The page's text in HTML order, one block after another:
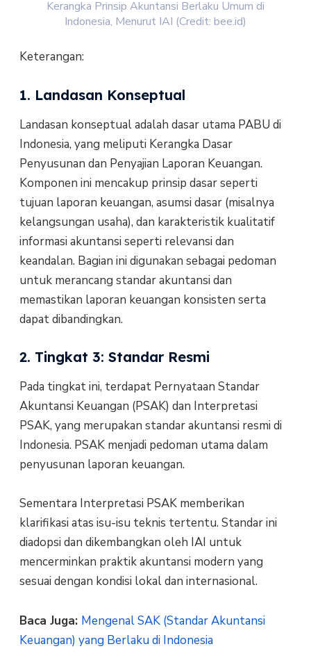
Kerangka Prinsip Akuntansi Berlaku Umum di
Indonesia, Menurut IAI (Credit: bee.id)
Keterangan:
1. Landasan Konseptual
Landasan konseptual adalah dasar utama PABU di
Indonesia, yang meliputi Kerangka Dasar
Penyusunan dan Penyajian Laporan Keuangan.
Komponen ini mencakup prinsip dasar seperti
tujuan laporan keuangan, asumsi dasar (misalnya
kelangsungan usaha), dan karakteristik kualitatif
informasi akuntansi seperti relevansi dan
keandalan. Bagian ini digunakan sebagai pedoman
untuk merancang standar akuntansi dan
memastikan laporan keuangan konsisten serta
dapat dibandingkan.
2. Tingkat 3: Standar Resmi
Pada tingkat ini, terdapat Pernyataan Standar
Akuntansi Keuangan (PSAK) dan Interpretasi
PSAK, yang merupakan standar akuntansi resmi di
Indonesia. PSAK menjadi pedoman utama dalam
penyusunan laporan keuangan.
Sementara Interpretasi PSAK memberikan
klarifikasi atas isu-isu teknis tertentu. Standar ini
diadopsi dan dikembangkan oleh IAI untuk
mencerminkan praktik akuntansi modern yang
sesuai dengan kondisi lokal dan internasional.
Baca Juga: Mengenal SAK (Standar Akuntansi
Keuangan) yang Berlaku di Indonesia